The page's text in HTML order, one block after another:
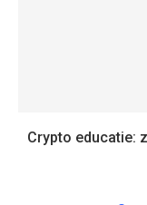
Crypto educatie: